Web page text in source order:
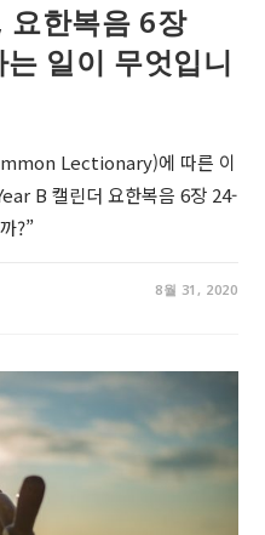
한복음 6장
일이 무엇입니
Lectionary)에 따른 이
B 캘린더 요한복음 6장 24-
?”
8월 31, 2020